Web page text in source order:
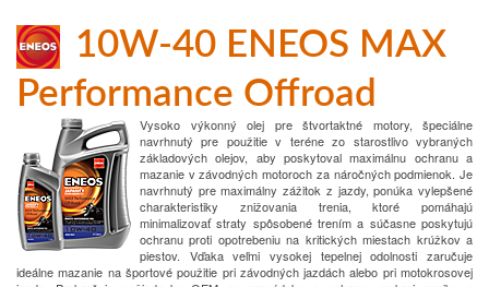
10W-40 ENEOS MAX
Performance Offroad
Vysoko výkonný olej pre štvortaktné motory, špeciálne
navrhnutý pre použitie v teréne zo starostlivo vybraných
základových olejov, aby poskytoval maximálnu ochranu a
mazanie v závodných motoroch za náročných podmienok. Je
navrhnutý pre maximálny zážitok z jazdy, ponúka vylepšené
charakteristiky znižovania trenia, ktoré pomáhajú
minimalizovať straty spôsobené trením a súčasne poskytujú
ochranu proti opotrebeniu na kritických miestach krúžkov a
piestov. Vďaka veľmi vysokej tepelnej odolnosti zaručuje
ideálne mazanie na športové použitie pri závodných jazdách alebo pri motokrosovej